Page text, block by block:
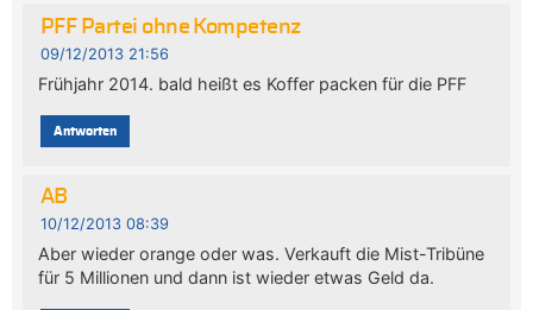
PFF Partei ohne Kompetenz
09/12/2013 21:56
Frühjahr 2014. bald heißt es Koffer packen für die PFF
Antworten
AB
10/12/2013 08:39
Aber wieder orange oder was. Verkauft die Mist-Tribüne
für 5 Millionen und dann ist wieder etwas Geld da.